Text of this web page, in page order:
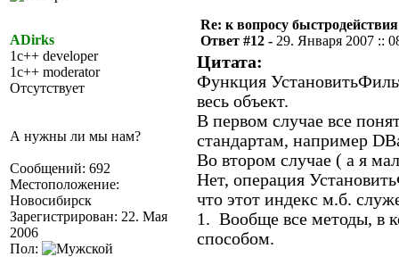
ADirks
1c++ developer
1c++ moderator
Отсутствует
А нужны ли мы нам?
Сообщений: 692
Местоположение:
Новосибирск
Зарегистрирован: 22. Мая
2006
Пол:
Re: к вопросу
Ответ #12 - 29. Января 2007 ::
Цитата:
Функция
весь объект.
В первом случае все
стандартам, например
Во втором случае ( а я
Нет, операция
что этот индекс м.б.
1. Вообще все методы, в
способом.